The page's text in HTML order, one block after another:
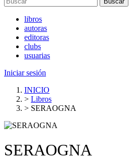
libros
autoras
editoras
clubs
usuarias
Iniciar sesión
INICIO
> Libros
> SERAOGNA
SERAOGNA